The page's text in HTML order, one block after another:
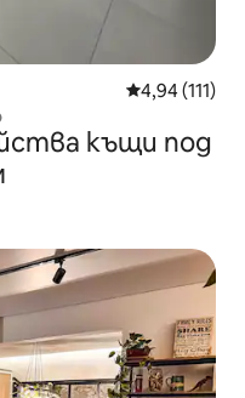
Средна
4,94 (111)
къщи под